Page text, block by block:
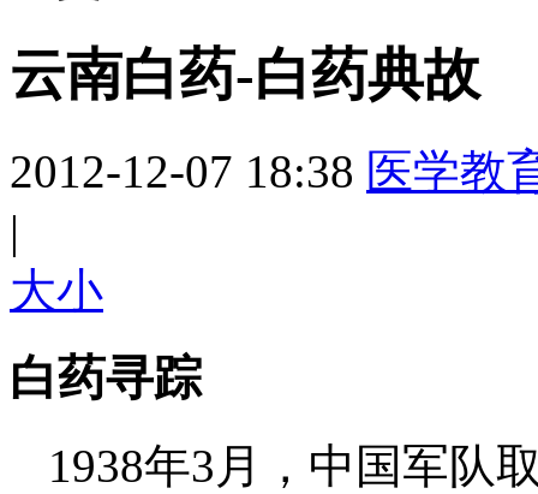
云南白药-白药典故
2012-12-07 18:38 医学教
|
大小
白药寻踪
1938年3月，中国军队